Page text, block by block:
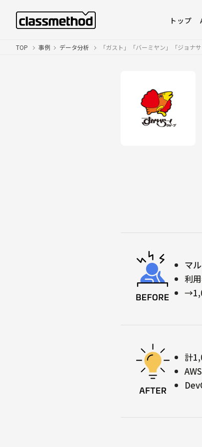
トップ
TOP 事例 データ分析 「ガスト」「バーミヤン」「ジョ
マ
利
計